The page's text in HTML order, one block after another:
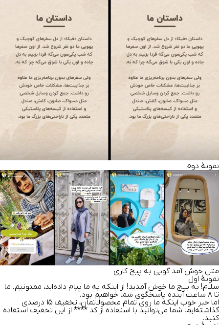
نمونۀ دوم
متن خوش آمد گویی به پیج کاری
نمونهٔ اول
سلام! به پیج ما خوش آمدید! از اینکه به ما پیام داده‌اید، ممنونیم. ما
تا ۸ ساعت آینده پاسخگوی شما خواهیم بود.
اما خبر خوب اینکه ما روی تمام محصولاتمان، تخفیف ۱۵ درصدی
گذاشته‌ایم! شما می‌توانید با استفاده از کد **** از این تخفیف استفاده
کنید.